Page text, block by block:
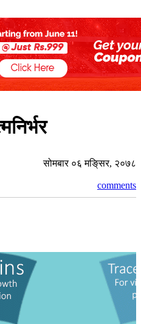
सोमबार ०६ मङि्सर, २०७८
comments